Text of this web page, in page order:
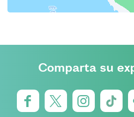
Comparta su